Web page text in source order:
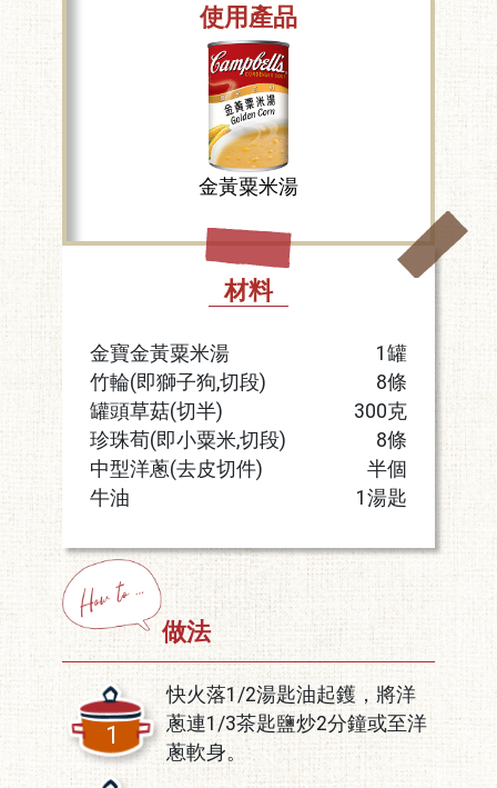
使用產品
金黃粟米湯
材料
金寶金黃粟米湯
1罐
竹輪(即獅子狗,切段)
8條
罐頭草菇(切半)
300克
珍珠荀(即小粟米,切段)
8條
中型洋蔥(去皮切件)
半個
牛油
1湯匙
做法
1
快火落1/2湯匙油起鑊，將洋
蔥連1/3茶匙鹽炒2分鐘或至洋
蔥軟身。